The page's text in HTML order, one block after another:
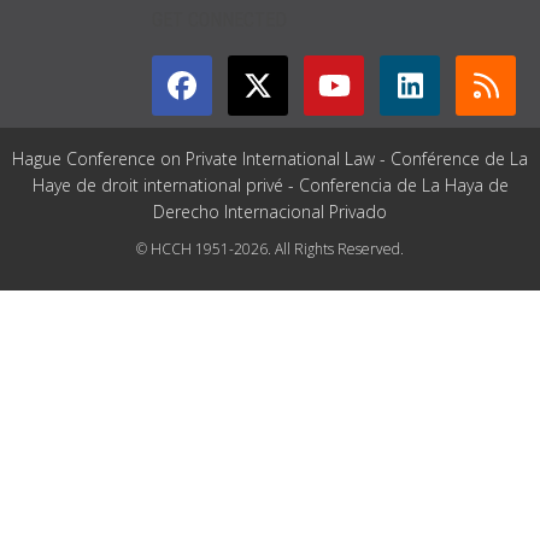
Hague Conference on Private International Law - Conférence de La
Haye de droit international privé - Conferencia de La Haya de
Derecho Internacional Privado
© HCCH 1951-2026. All Rights Reserved.